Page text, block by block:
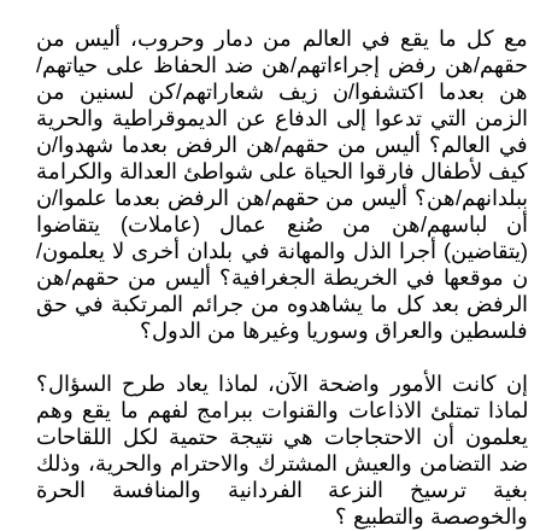
مع كل ما يقع في العالم من دمار وحروب، أليس من
حقهم/هن رفض إجراءاتهم/هن ضد الحفاظ على حياتهم/
هن بعدما اكتشفوا/ن زيف شعاراتهم/كن لسنين من
الزمن التي تدعوا إلى الدفاع عن الديموقراطية والحرية
في العالم؟ أليس من حقهم/هن الرفض بعدما شهدوا/ن
كيف لأطفال فارقوا الحياة على شواطئ العدالة والكرامة
ببلدانهم/هن؟ أليس من حقهم/هن الرفض بعدما علموا/ن
أن لباسهم/هن من صُنع عمال (عاملات) يتقاضوا
(يتقاضين) أجرا الذل والمهانة في بلدان أخرى لا يعلمون/
ن موقعها في الخريطة الجغرافية؟ أليس من حقهم/هن
الرفض بعد كل ما يشاهدوه من جرائم المرتكبة في حق
فلسطين والعراق وسوريا وغيرها من الدول؟
إن كانت الأمور واضحة الآن، لماذا يعاد طرح السؤال؟
لماذا تمتلئ الاذاعات والقنوات ببرامج لفهم ما يقع وهم
يعلمون أن الاحتجاجات هي نتيجة حتمية لكل اللقاحات
ضد التضامن والعيش المشترك والاحترام والحرية، وذلك
بغية ترسيخ النزعة الفردانية والمنافسة الحرة
والخوصصة والتطبيع ؟